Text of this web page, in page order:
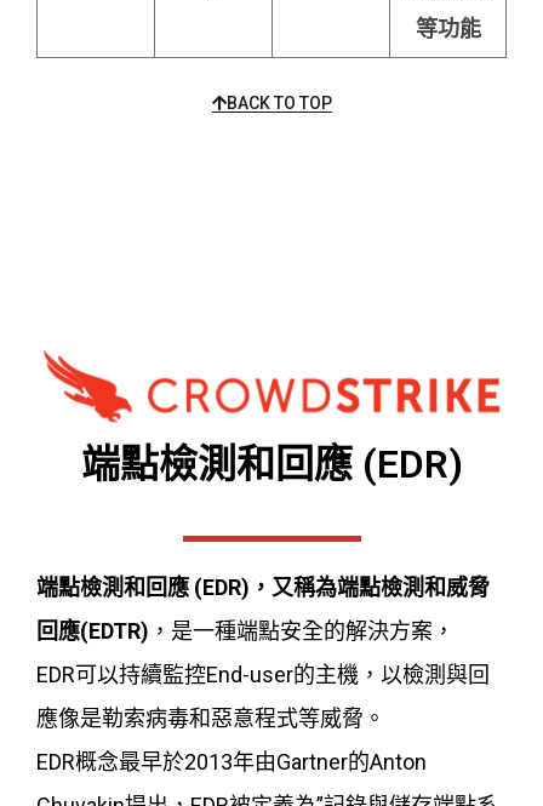
等功能
BACK TO TOP
端點檢測和回應 (EDR)
端點檢測和回應 (EDR)，又稱為端點檢測和威脅
回應(EDTR) ，是一種端點安全的解決方案，
EDR可以持續監控End-user的主機，以檢測與回
應像是勒索病毒和惡意程式等威脅。
EDR概念最早於2013年由Gartner的Anton